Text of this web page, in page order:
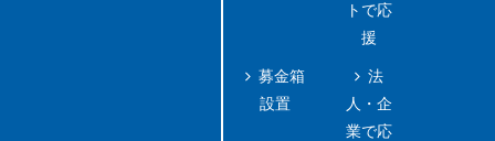
募金箱
設置
トで応
援
法
人・企
業で応